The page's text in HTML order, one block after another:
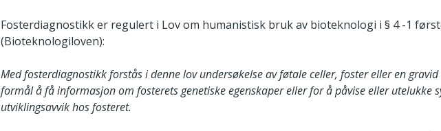
Fosterdiagnostikk er regulert i Lov om humanistisk bruk av bioteknologi i § 4 -1
(Bioteknologiloven):
Med fosterdiagnostikk forstås i denne lov undersøkelse av føtale celler, foster eller en
formål å få informasjon om fosterets genetiske egenskaper eller for å påvise eller utelukke
utviklingsavvik hos fosteret.